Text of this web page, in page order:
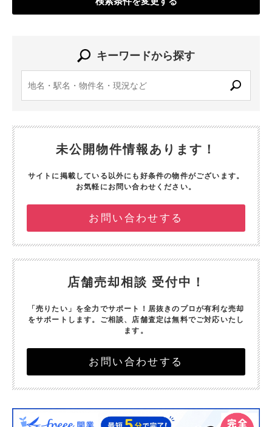
キーワードから探す
未公開物件情報あります！
サイトに掲載している以外にも好条件の物件がございます。
お気軽にお問い合わせください。
お問い合わせする
店舗売却相談 受付中！
「売りたい」を全力でサポート！ 居抜きのプロが有利な売却
をサポートします。 ご相談、店舗査定は無料でご対応いたし
ます。
お問い合わせする